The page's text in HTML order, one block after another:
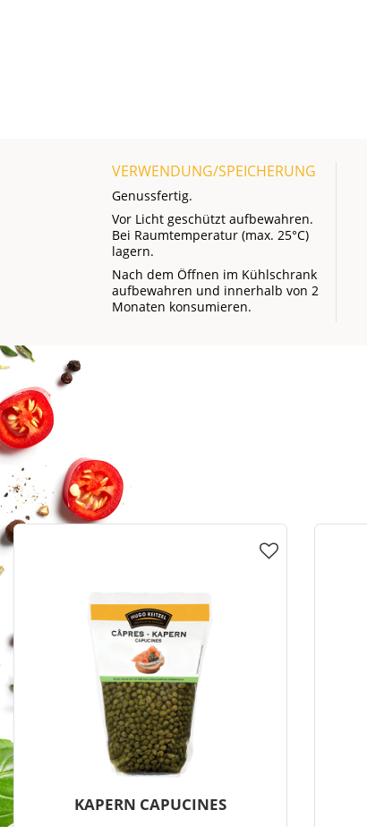
VERWENDUNG/SPEICHERUNG
Genussfertig.
Vor Licht geschützt aufbewahren.
Bei Raumtemperatur (max. 25°C)
lagern.
Nach dem Öffnen im Kühlschrank
aufbewahren und innerhalb von 2
Monaten konsumieren.
KAPERN CAPUCINES